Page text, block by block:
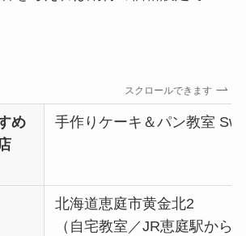
スクロールできます
め
手作りケーキ＆パン教室
北海道恵庭市黄金北2
（自宅教室／JR恵庭駅から